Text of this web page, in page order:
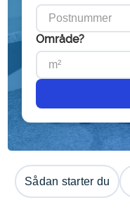
Område?
Sådan starter du